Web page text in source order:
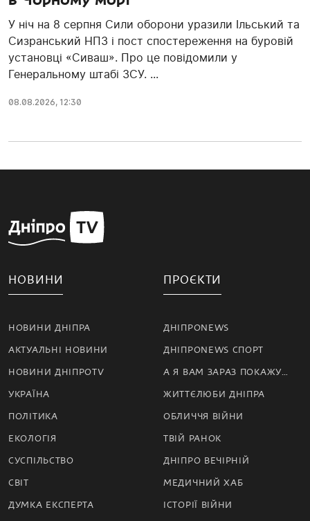
У ніч на 8 серпня Сили оборони уразили Ільський та
Сизранський НПЗ і пост спостереження на буровій
установці «Сиваш». Про це повідомили у
Генеральному штабі ЗСУ. ...
08.08.2026, 12:30
НОВИНИ
НОВИНИ ДНІПРА
АКТУАЛЬНІ НОВИНИ
НОВИНИ ДНІПРОTV
УКРАЇНА
ПОЛІТИКА
ЕКОЛОГІЯ
СУСПІЛЬСТВО
СВІТ
ДУМКА ЕКСПЕРТА
ПРОЄКТИ
ДНІПРОNEWS
ДНІПРОNEWS СПОРТ
А Я ВАМ ЗАРАЗ ПОКАЖУ…
ЖИТТЄЛЮБИ ДНІПРА
ОБЛИЧЧЯ ВІЙНИ
ТВІЙ РАНОК
ДНІПРО ВЕЧІРНІЙ
МЕДИЧНИЙ ХАБ
ІСТОРІЇ ВІЙНИ